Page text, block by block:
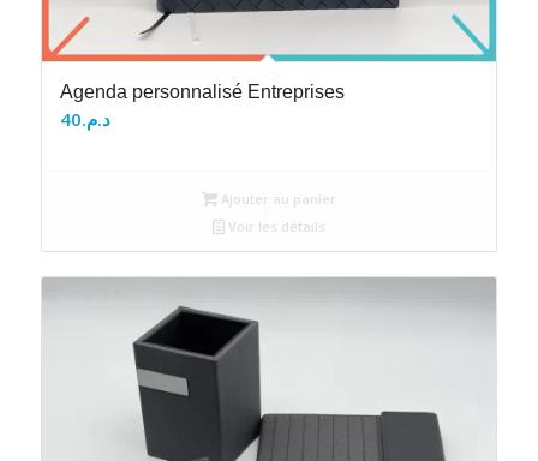
Agenda personnalisé Entreprises
د.م.40
Ajouter au panier
Voir les détails